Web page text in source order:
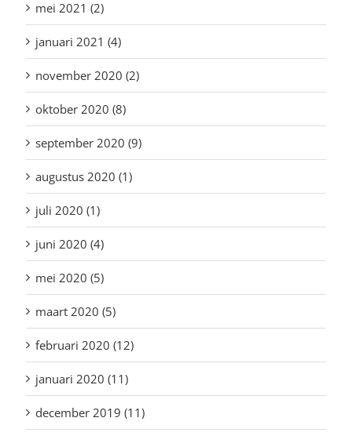
mei 2021 (2)
januari 2021 (4)
november 2020 (2)
oktober 2020 (8)
september 2020 (9)
augustus 2020 (1)
juli 2020 (1)
juni 2020 (4)
mei 2020 (5)
maart 2020 (5)
februari 2020 (12)
januari 2020 (11)
december 2019 (11)